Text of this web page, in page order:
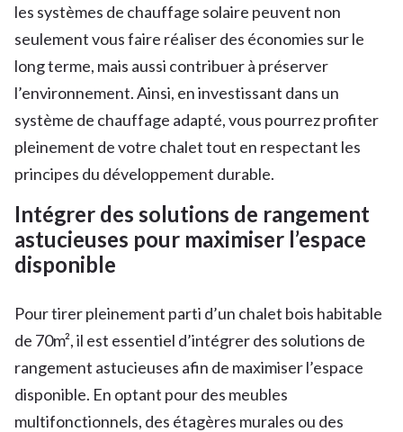
les systèmes de chauffage solaire peuvent non
seulement vous faire réaliser des économies sur le
long terme, mais aussi contribuer à préserver
l’environnement. Ainsi, en investissant dans un
système de chauffage adapté, vous pourrez profiter
pleinement de votre chalet tout en respectant les
principes du développement durable.
Intégrer des solutions de rangement
astucieuses pour maximiser l’espace
disponible
Pour tirer pleinement parti d’un chalet bois habitable
de 70m², il est essentiel d’intégrer des solutions de
rangement astucieuses afin de maximiser l’espace
disponible. En optant pour des meubles
multifonctionnels, des étagères murales ou des